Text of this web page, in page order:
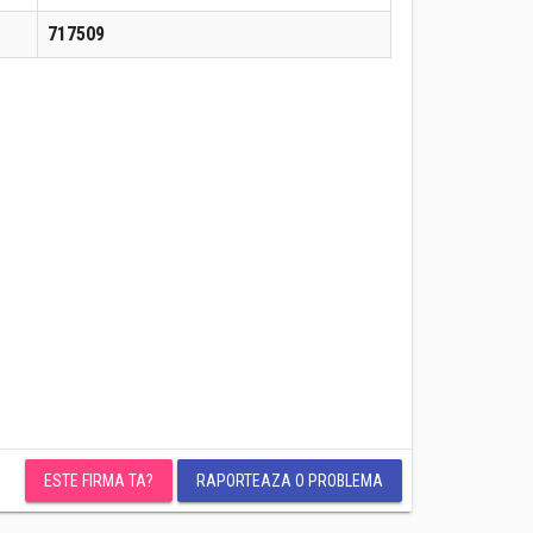
717509
ESTE FIRMA TA? RAPORTEAZA O PROBLEMA